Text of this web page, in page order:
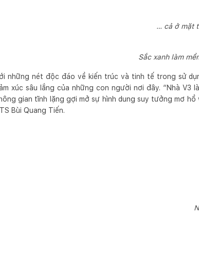
… cả ở mặt
Sắc xanh làm
những nét độc đáo về kiến trúc và tinh tế trong sử
xúc sâu lắng của những con người nơi đây. “Nhà
gian tĩnh lặng gợi mở sự hình dung suy tưởng mơ
Bùi Quang Tiến.